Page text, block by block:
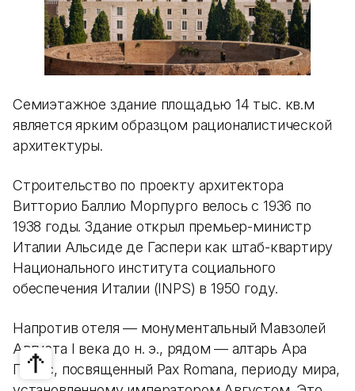
Семиэтажное здание площадью 14 тыс. кв.м
является ярким образцом рационалистической
архитектуры.
Строительство по проекту архитектора
Витторио Баллио Морпурго велось с 1936 по
1938 годы. Здание открыл премьер-министр
Италии Альсиде де Гаспери как штаб-квартиру
Национального института социального
обеспечения Италии (INPS) в 1950 году.
Напротив отеля — монументальный Мавзолей
Августа I века до н. э., рядом — алтарь Ара
Пачис, посвященный Pax Romana, периоду мира,